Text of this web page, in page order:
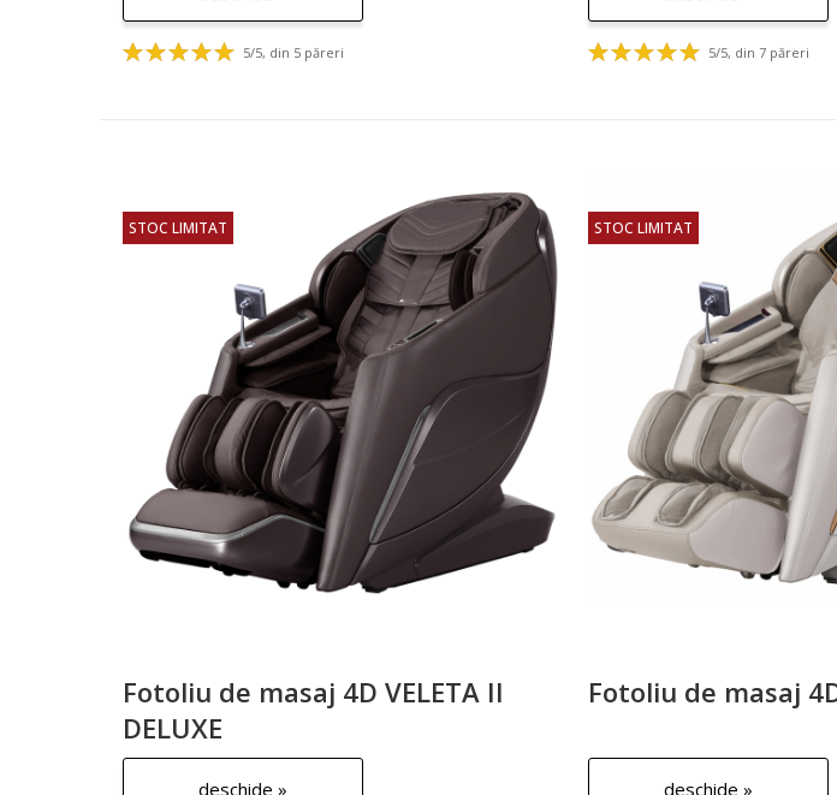
5/5, din 5 păreri 5/5, din 7 păreri
STOC LIMITAT
Fotoliu de masaj 4D VELETA II
DELUXE
deschide »
STOC LIMITAT
Fotoliu de masaj
deschide »